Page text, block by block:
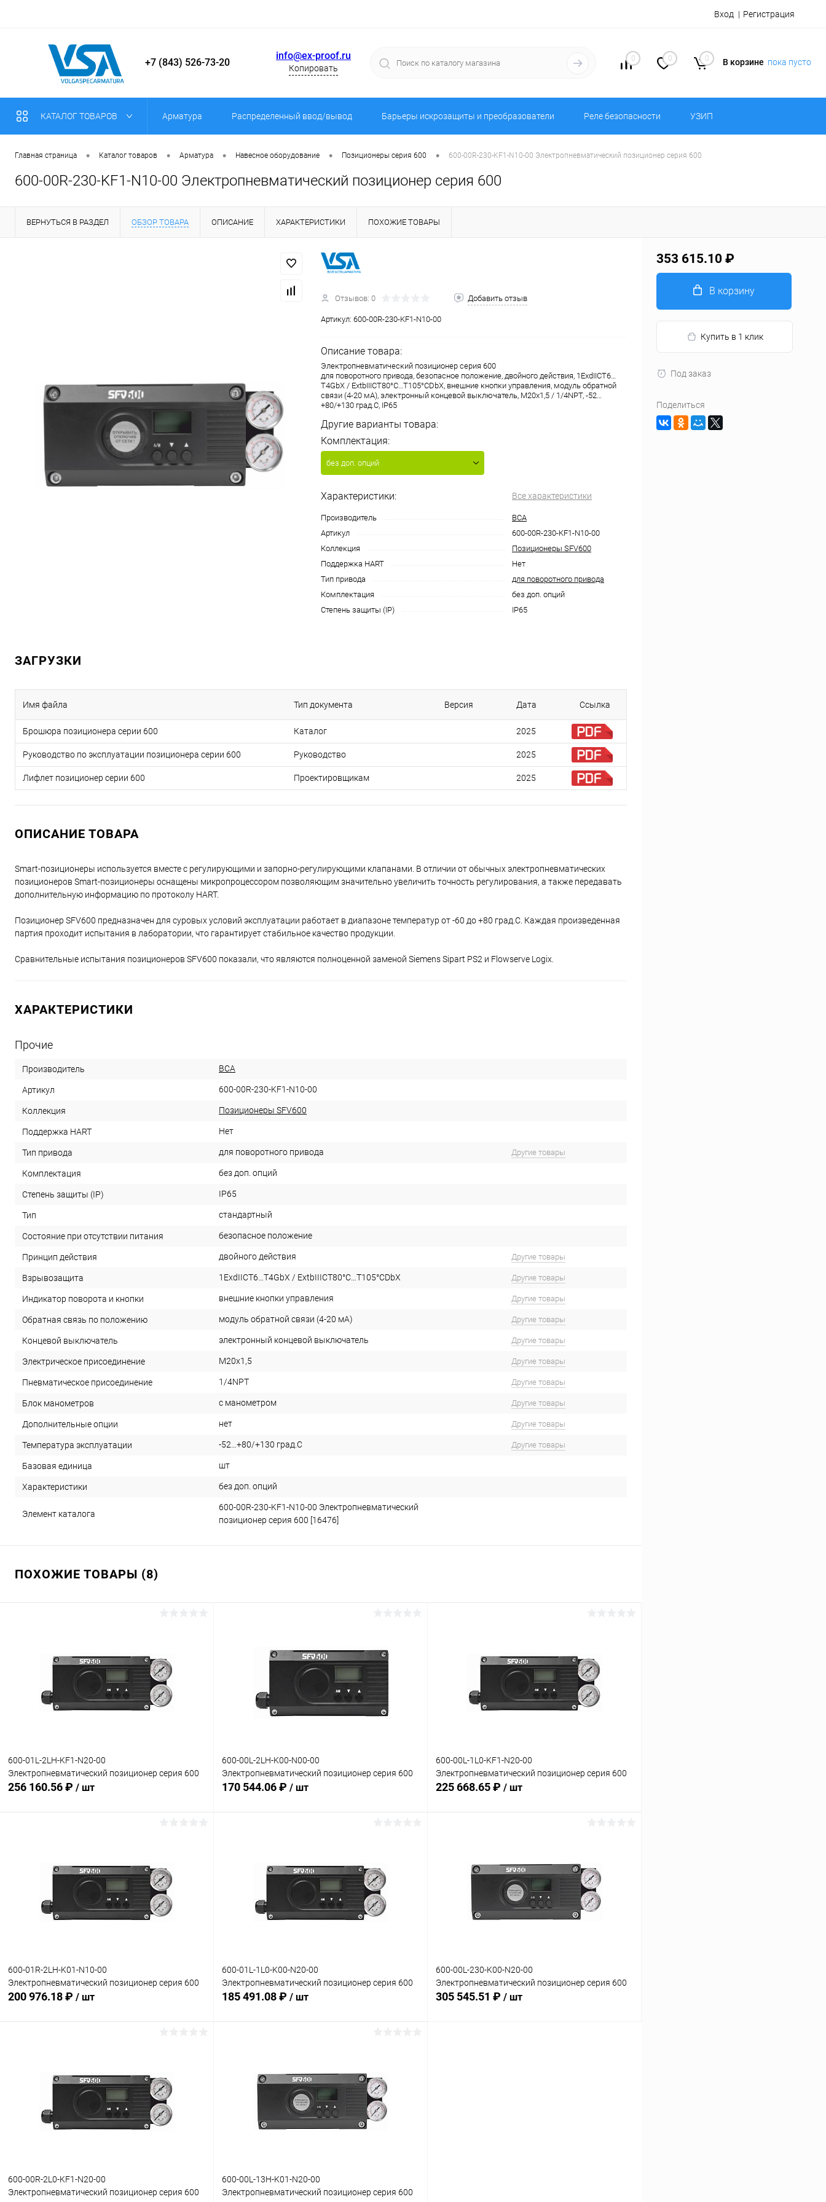
Вход Регистрация
+7 (843) 526-73-20
info@ex-proof.ru
Копировать
0 0 0 В корзине пока пусто
КАТАЛОГ ТОВАРОВ Арматура Распределенный ввод/вывод Барьеры искрозащиты и преобразователи Реле безопасности УЗИП
Главная страница • Каталог товаров • Арматура • Навесное оборудование • Позиционеры серия 600 • 600-00R-230-KF1-N10-00 Электропневматический позиционер серия 600
600-00R-230-KF1-N10-00 Электропневматический позиционер серия 600
ВЕРНУТЬСЯ В РАЗДЕЛ ОБЗОР ТОВАРА ОПИСАНИЕ ХАРАКТЕРИСТИКИ ПОХОЖИЕ ТОВАРЫ
Отзывов: 0 Добавить отзыв
Артикул: 600-00R-230-KF1-N10-00
Описание товара:
Электропневматический позиционер серия 600
для поворотного привода, безопасное положение, двойного действия, 1ExdIICT6…
T4GbX / ExtbIIICT80°C…T105°CDbX, внешние кнопки управления, модуль обратной
связи (4-20 мА), электронный концевой выключатель, M20x1,5 / 1/4NPT, -52…
+80/+130 град.С, IP65
Другие варианты товара:
Комплектация:
без доп. опций
Характеристики: Все характеристики
Производитель
ВСА
Артикул
600-00R-230-KF1-N10-00
Коллекция
Позиционеры SFV600
Поддержка HART
Нет
Тип привода
для поворотного привода
Комплектация
без доп. опций
Степень защиты (IP)
IP65
ЗАГРУЗКИ
Имя файла Тип документа Версия Дата Ссылка
Брошюра позиционера серии 600 Каталог 2025
Руководство по эксплуатации позиционера серии 600 Руководство 2025
Лифлет позиционер серии 600 Проектировщикам 2025
ОПИСАНИЕ ТОВАРА
Smart-позиционеры используется вместе с регулирующими и запорно-регулирующими клапанами. В отличии от обычных электропневматических
позиционеров Smart-позиционеры оснащены микропроцессором позволяющим значительно увеличить точность регулирования, а также передавать
дополнительную информацию по протоколу HART.
Позиционер SFV600 предназначен для суровых условий эксплуатации работает в диапазоне температур от -60 до +80 град.С. Каждая произведенная
партия проходит испытания в лаборатории, что гарантирует стабильное качество продукции.
Сравнительные испытания позиционеров SFV600 показали, что являются полноценной заменой Siemens Sipart PS2 и Flowserve Logix.
ХАРАКТЕРИСТИКИ
Прочие
Производитель ВСА
Артикул 600-00R-230-KF1-N10-00
Коллекция Позиционеры SFV600
Поддержка HART Нет
Тип привода для поворотного привода Другие товары
Комплектация без доп. опций
Степень защиты (IP) IP65
Тип стандартный
Состояние при отсутствии питания безопасное положение
Принцип действия двойного действия Другие товары
Взрывозащита 1ExdIICT6…T4GbX / ExtbIIICT80°C…T105°CDbX Другие товары
Индикатор поворота и кнопки внешние кнопки управления Другие товары
Обратная связь по положению модуль обратной связи (4-20 мА) Другие товары
Концевой выключатель электронный концевой выключатель Другие товары
Электрическое присоединение M20x1,5 Другие товары
Пневматическое присоединение 1/4NPT Другие товары
Блок манометров с манометром Другие товары
Дополнительные опции нет Другие товары
Температура эксплуатации -52…+80/+130 град.С Другие товары
Базовая единица шт
Характеристики без доп. опций
Элемент каталога
600-00R-230-KF1-N10-00 Электропневматический
позиционер серия 600 [16476]
ПОХОЖИЕ ТОВАРЫ (8)
600-01L-2LH-KF1-N20-00
Электропневматический позиционер серия 600
256 160.56 ₽ / шт
Купить в 1 клик Сравнение
Под заказ
Комплектация:
600-00L-2LH-K00-N00-00
Электропневматический позиционер серия 600
170 544.06 ₽ / шт
Купить в 1 клик Сравнение
Под заказ
Комплектация:
600-00L-1L0-KF1-N20-00
Электропневматический позиционер серия 600
225 668.65 ₽ / шт
Купить в 1 клик Сравнение
Под заказ
Комплектация:
600-01R-2LH-K01-N10-00
Электропневматический позиционер серия 600
200 976.18 ₽ / шт
Купить в 1 клик Сравнение
Под заказ
Комплектация:
600-01L-1L0-K00-N20-00
Электропневматический позиционер серия 600
185 491.08 ₽ / шт
Купить в 1 клик Сравнение
Под заказ
Комплектация:
600-00L-230-K00-N20-00
Электропневматический позиционер серия 600
305 545.51 ₽ / шт
600-00R-2L0-KF1-N20-00
Электропневматический позиционер серия 600
600-00L-13H-K01-N20-00
Электропневматический позиционер серия 600
353 615.10 ₽
В корзину
Купить в 1 клик
Под заказ
Поделиться